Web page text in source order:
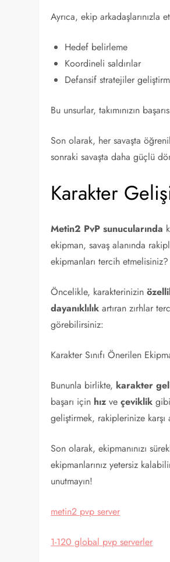
Ayrıca, ekip
Hedef belirleme
Koordineli saldırılar
Defansif stratejiler
Bu unsurlar, takımınızın
Son olarak, her savaşta
sonraki savaşta daha güçlü
Karakter
Metin2 PvP sunucularında
ekipman, savaş alanında
ekipmanları tercih
Öncelikle, karakterinizin
dayanıklılık artıran zırhlar
görebilirsiniz:
Karakter Sınıfı Önerilen
Bununla birlikte, karakter
başarı için hız veçeviklik
geliştirmek, rakiplerinize karşı
Son olarak, ekipmanınızı
ekipmanlarınız yetersiz
unutmayın!
metin2 pvp server
1-120 global pvp serverler